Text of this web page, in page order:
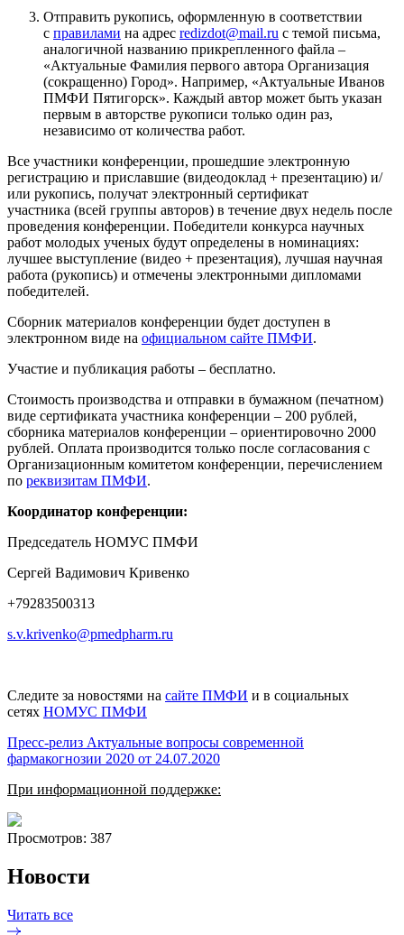
Отправить рукопись, оформленную в соответствии
с правилами на адрес redizdot@mail.ru с темой письма,
аналогичной названию прикрепленного файла –
«Актуальные Фамилия первого автора Организация
(сокращенно) Город». Например, «Актуальные Иванов
ПМФИ Пятигорск». Каждый автор может быть указан
первым в авторстве рукописи только один раз,
независимо от количества работ.
Все участники конференции, прошедшие электронную
регистрацию и приславшие (видеодоклад + презентацию) и/
или рукопись, получат электронный сертификат
участника (всей группы авторов) в течение двух недель после
проведения конференции. Победители конкурса научных
работ молодых ученых будут определены в номинациях:
лучшее выступление (видео + презентация), лучшая научная
работа (рукопись) и отмечены электронными дипломами
победителей.
Сборник материалов конференции будет доступен в
электронном виде на официальном сайте ПМФИ.
Участие и публикация работы – бесплатно.
Стоимость производства и отправки в бумажном (печатном)
виде сертификата участника конференции – 200 рублей,
сборника материалов конференции – ориентировочно 2000
рублей. Оплата производится только после согласования с
Организационным комитетом конференции, перечислением
по реквизитам ПМФИ.
Координатор конференции:
Председатель НОМУС ПМФИ
Сергей Вадимович Кривенко
+79283500313
s.v.krivenko@pmedpharm.ru
Следите за новостями на сайте ПМФИ и в социальных
сетях НОМУС ПМФИ
Пресс-релиз Актуальные вопросы современной
фармакогнозии 2020 от 24.07.2020
При информационной поддержке:
Просмотров: 387
Новости
Читать все